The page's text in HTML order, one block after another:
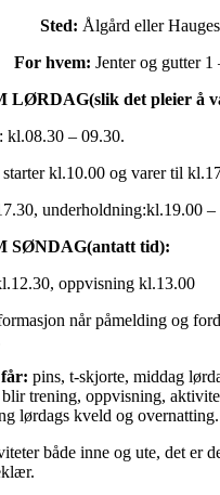
Sted: Ålgård eller
For hvem: Jenter og gutter 1
LØRDAG(slik det pleier å
kl.08.30 – 09.30.
kl.10.00 og varer til
underholdning:kl.19.00 –
SØNDAG(antatt tid):
oppvisning kl.13.00
når påmelding og
pins, t-skjorte, middag
trening, oppvisning,
lørdags kveld og overnatting.
både inne og ute, det er